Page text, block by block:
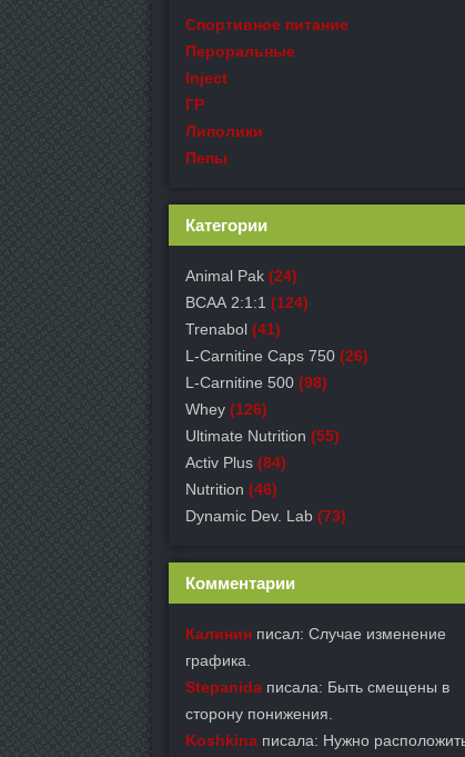
Спортивное питание
Пероральные
Inject
ГР
Липолики
Пепы
Категории
Animal Pak (24)
ВСАА 2:1:1 (124)
Trenabol (41)
L-Carnitine Caps 750 (26)
L-Carnitine 500 (98)
Whey (126)
Ultimate Nutrition (55)
Activ Plus (84)
Nutrition (46)
Dynamic Dev. Lab (73)
Комментарии
Калинин писал: Случае изменение
графика.
Stepanida писала: Быть смещены в
сторону понижения.
Koshkina писала: Нужно